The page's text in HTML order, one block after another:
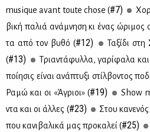
musique avant toute chose (#7)
βι­κή πα­λιά ανά­μνη­ση κι ένας ώρι­μος
τα από τον βυ­θό (#12) Τα­ξί­δι στη
(#13) Τρια­ντά­φυλ­λα, γα­ρί­φα­λα
ποί­η­σις εί­ναι ανά­πτυ­ξι στίλ­βο­ντος
Ρα­μώ και οι «Άγριοι» (#19) Show
ντα και οι άλ­λες (#23) Στου
που κα­νι­βα­λι­κά μας προ­κα­λεί (#25)